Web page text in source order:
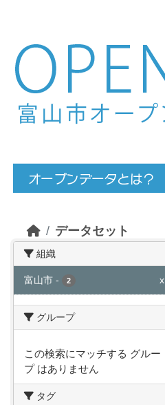
Skip to main content
データセット
組織
富山市 - 2 x
グループ
この検索にマッチする グルー
プ はありません
タグ